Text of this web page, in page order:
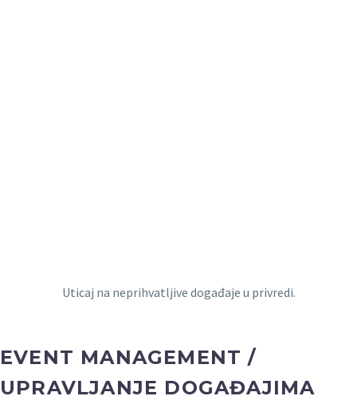
Uticaj na neprihvatljive događaje u privredi.
EVENT MANAGEMENT /
UPRAVLJANJE DOGAĐAJIMA